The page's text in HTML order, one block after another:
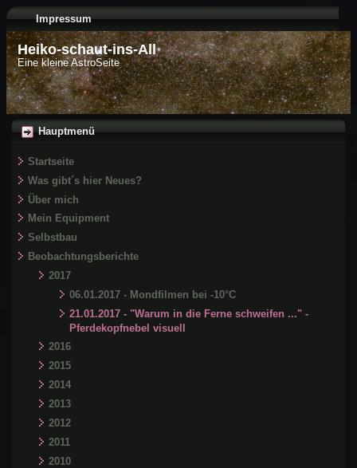
Impressum
Heiko-schaut-ins-All
Eine kleine AstroSeite
Hauptmenü
Startseite
Was gibt´s hier Neues?
Über mich
Mein Equipment
Selbstbau
Beobachtungsberichte
2017
06.01.2017 - Mondfilmen bei -10°C
21.01.2017 - "Warum in die Ferne schweifen ..." -
Pferdekopfnebel visuell
2016
2015
2014
2013
2012
2011
2010